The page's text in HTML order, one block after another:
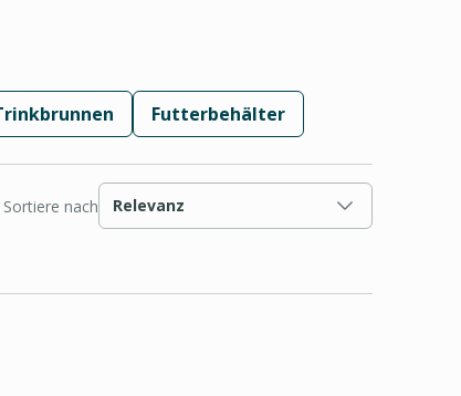
Futterbehälter
Sortiere nach Relevanz